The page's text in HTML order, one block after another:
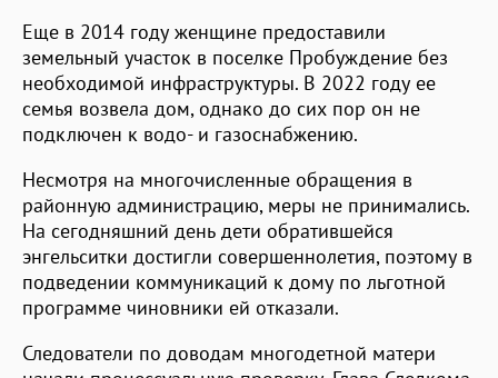
Еще в 2014 году женщине предоставили
земельный участок в поселке Пробуждение без
необходимой инфраструктуры. В 2022 году ее
семья возвела дом, однако до сих пор он не
подключен к водо- и газоснабжению.
Несмотря на многочисленные обращения в
районную администрацию, меры не принимались.
На сегодняшний день дети обратившейся
энгельситки достигли совершеннолетия, поэтому в
подведении коммуникаций к дому по льготной
программе чиновники ей отказали.
Следователи по доводам многодетной матери